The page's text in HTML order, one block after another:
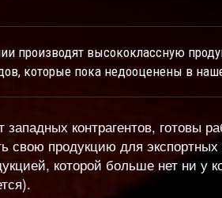
производят высококлассную
которые пока недооценены в
контрагентов, готовы
свою продукцию для
которой больше нет ни у